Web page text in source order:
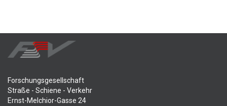
Forschungsgesellschaft
Straße - Schiene - Verkehr
Ernst-Melchior-Gasse 24